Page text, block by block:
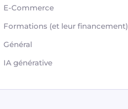
E-Commerce
Formations (et leur financement)
Général
IA générative